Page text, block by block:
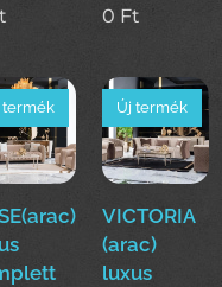
0 Ft
termék
VICTORIA
(arac)
luxus
Új termék